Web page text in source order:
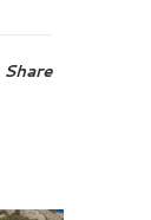
Share